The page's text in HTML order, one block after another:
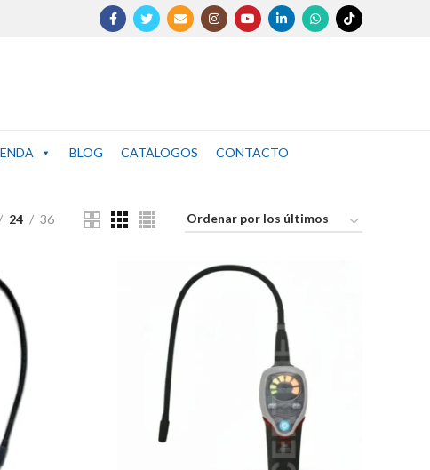
BLOG CATÁLOGOS CONTACTO
24 36